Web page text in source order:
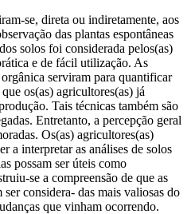
se, direta ou indiretamente, aos
das plantas espontâneas
solos foi considerada pelos(as)
e de fácil utilização. As
serviram para quantificar
os(as) agricultores(as) já
Tais técnicas também são
Entretanto, a percepção geral
Os(as) agricultores(as)
a interpretar as análises de solos
possam ser úteis como
se a compreensão de que as
considera- das mais valiosas do
que vinham ocorrendo.